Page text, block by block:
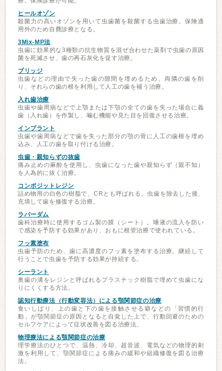
ヒールオゾン
殺菌力の高いオゾンを用いて虫歯菌を殺菌する虫歯治療。保険適
用外のため自費診療となる。
3Mix-MP法
虫歯に効果的な3種類の抗生物質を混ぜ合わせた薬剤で虫歯の原因
菌を死滅させ、歯の再石灰化を促す治療。
ブリッジ
虫歯などの理由で失った歯の隙間を埋めるため、両隣の歯を削
り、それらの歯の根を利用して人工の歯を補う治療。
入れ歯治療
虫歯や歯周病などで上顎または下顎の全ての歯を失った場合に義
歯（入れ歯）を作製し、噛む機能や見た目を回復させる治療。
インプラント
虫歯や歯周病などで歯を失った部分の顎の骨に人工の歯根を埋め
込み、人工の歯を取り付ける治療。
虫歯・親知らずの抜歯
痛み止めの麻酔を使用し、虫歯になった歯や親知らず（親不知）
を人為的に抜く治療。
コンポジットレジン
詰め物用の白色の樹脂で、CRとも呼ばれる。虫歯を除去した後、
充填して歯を修復する治療。
ラバーダム
歯科治療時に使用するゴム製の膜（シート）。唾液の流入を防い
で感染を予防する効果があり、おもに根管治療で使われている。
フッ素塗布
虫歯予防のため、歯に高濃度のフッ素を塗布する治療。継続して
行うことで虫歯を予防する効果が持続する。
シーラント
奥歯の溝をレジンと呼ばれるプラスチック樹脂で埋めて虫歯にな
りにくくする方法。
認知行動療法（行動変容法）による顎関節症の治療
食いしばり、上の歯と下の歯を接触させる癖などの「習慣的行
動」が顎関節症の原因となると自覚した上で、行動回避のための
セルフケアによって症状改善を図る治療法。
物理療法による顎関節症の治療
理学療法のひとつで、温熱、冷却、超音波、電気などの物理的刺
激を利用して、顎関節症による痛みの緩和や組織修復を図る治療
法。